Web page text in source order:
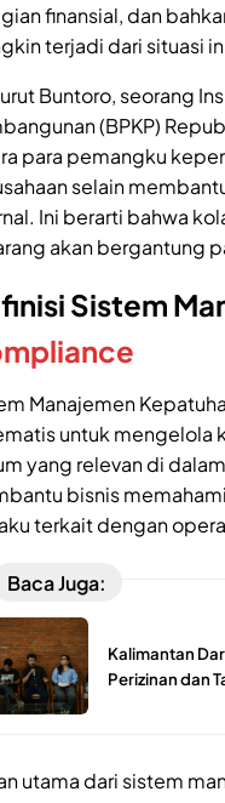
finansial, dan
terjadi dari situasi
Buntoro, seorang
(BPKP)
para pemangku
selain
Ini berarti bahwa
akan bergantung
Sistem
Manajemen
untuk mengelola
yang relevan di
bisnis
terkait dengan
Baca Juga:
Kalimantan
Perizinan dan
utama dari sistem